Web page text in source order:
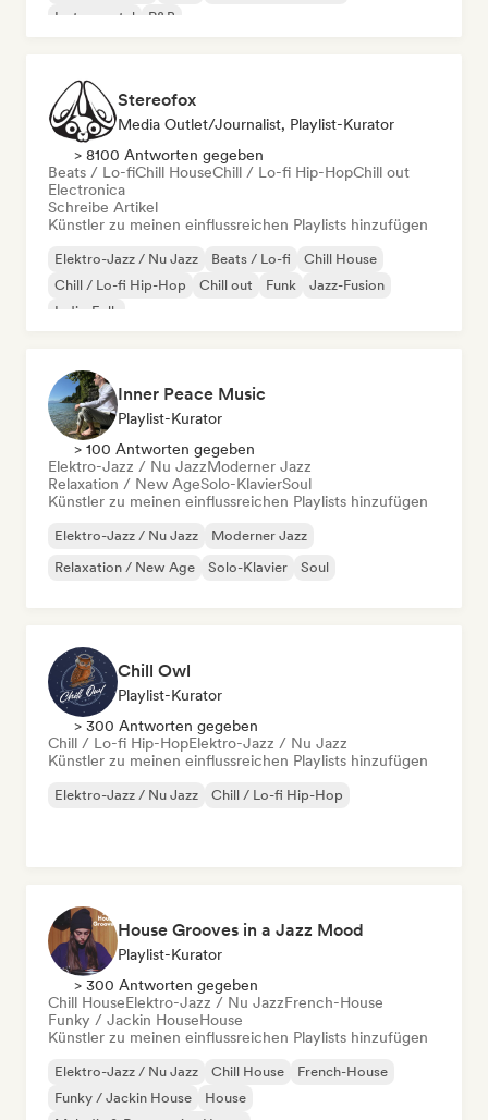
Instrumental
R&B
Stereofox
Media Outlet/Journalist, Playlist-Kurator
> 8100 Antworten gegeben
Beats / Lo-fiChill HouseChill / Lo-fi Hip-HopChill out
Electronica
Schreibe Artikel
Künstler zu meinen einflussreichen Playlists hinzufügen
Elektro-Jazz / Nu Jazz Beats / Lo-fi
Chill House
Chill / Lo-fi Hip-Hop
Chill out Funk
Jazz-Fusion
Indie-Folk
Inner Peace Music
Playlist-Kurator
> 100 Antworten gegeben
Elektro-Jazz / Nu JazzModerner Jazz
Relaxation / New AgeSolo-KlavierSoul
Künstler zu meinen einflussreichen Playlists hinzufügen
Elektro-Jazz / Nu Jazz
Moderner Jazz
Relaxation / New Age
Solo-Klavier Soul
Chill Owl
Playlist-Kurator
> 300 Antworten gegeben
Chill / Lo-fi Hip-HopElektro-Jazz / Nu Jazz
Künstler zu meinen einflussreichen Playlists hinzufügen
Elektro-Jazz / Nu Jazz Chill / Lo-fi Hip-Hop
House Grooves in a Jazz Mood
Playlist-Kurator
> 300 Antworten gegeben
Chill HouseElektro-Jazz / Nu JazzFrench-House
Funky / Jackin HouseHouse
Künstler zu meinen einflussreichen Playlists hinzufügen
Elektro-Jazz / Nu Jazz Chill House
French-House
Funky / Jackin House
House